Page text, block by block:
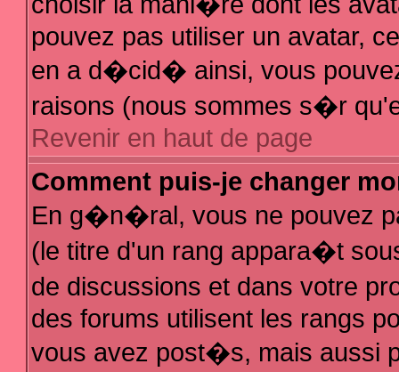
pouvez pas utiliser un avatar,
en a d�cid� ainsi, vous
raisons (nous sommes s�r
Revenir en haut de page
Comment puis-je changer
En g�n�ral, vous ne pouvez
(le titre d'un rang appara�t
de discussions et dans votre
des forums utilisent les rangs
vous avez post�s, mais aussi